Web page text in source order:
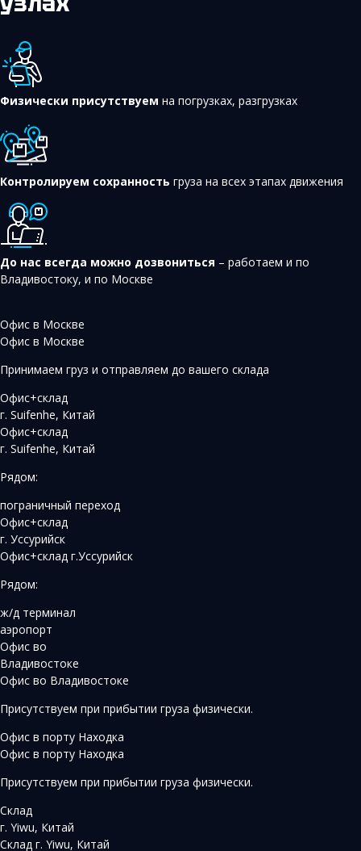
Физически присутствуем на погрузках, разгрузках
Контролируем сохранность груза на всех этапах движения
До нас всегда можно дозвониться – работаем и по
Владивостоку, и по Москве
Офис в Москве
Офис в Москве
Принимаем груз и отправляем до вашего склада
Офис+склад
г. Suifenhe, Китай
Офис+склад
г. Suifenhe, Китай
Рядом:
пограничный переход
Офис+склад
г. Уссурийск
Офис+склад г.Уссурийск
Рядом:
ж/д терминал
аэропорт
Офис во
Владивостоке
Офис во Владивостоке
Присутствуем при прибытии груза физически.
Офис в порту Находка
Офис в порту Находка
Присутствуем при прибытии груза физически.
Склад
г. Yiwu, Китай
Склад г. Yiwu, Китай